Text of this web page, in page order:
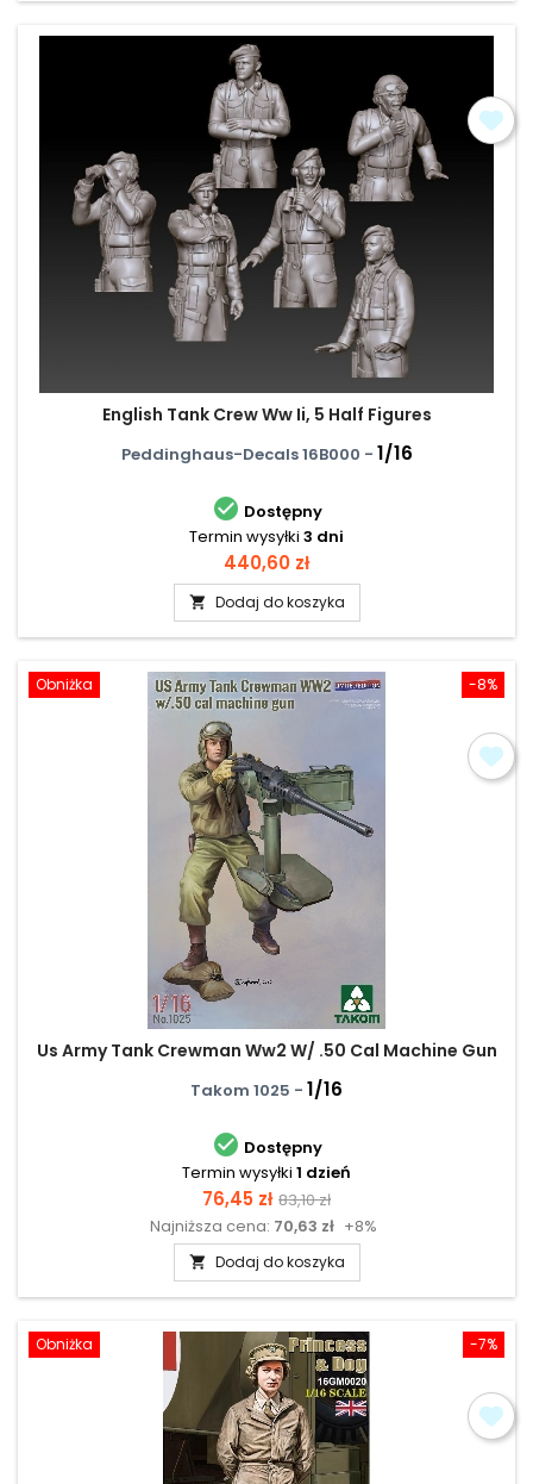
English Tank Crew Ww Ii, 5 Half Figures
Peddinghaus-Decals 16B000 - 1/16
 Dostępny
Termin wysyłki 3 dni
Cena
440,60 zł
 Dodaj do koszyka
-8%
Obniżka
Us Army Tank Crewman Ww2 W/ .50 Cal Machine Gun
Takom 1025 - 1/16
 Dostępny
Termin wysyłki 1 dzień
Cena
76,45 zł Cena
podstawowa
83,10 zł
Najniższa cena: 70,63 zł +8%
 Dodaj do koszyka
-7%
Obniżka